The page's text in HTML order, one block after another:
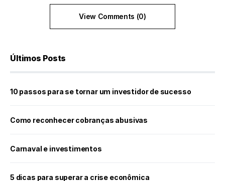
View Comments (0)
Últimos Posts
10 passos para se tornar um investidor de sucesso
Como reconhecer cobranças abusivas
Carnaval e investimentos
5 dicas para superar a crise econômica